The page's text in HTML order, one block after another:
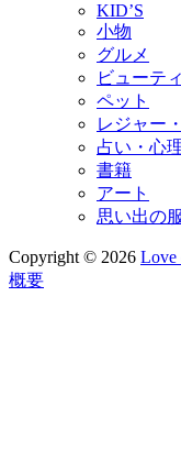
KID’S
小物
グルメ
ビューテ
ペット
レジャー
占い・心
書籍
アート
思い出の
Copyright © 2026 Love
概要